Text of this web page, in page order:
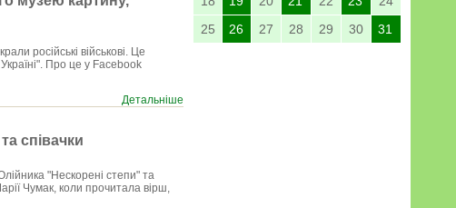
25
26 27 28 29 30 31
російські військові. Це
Про це у Facebook
Детальніше
співачки
"Нескорені степи" та
Чумак, коли прочитала вірш,